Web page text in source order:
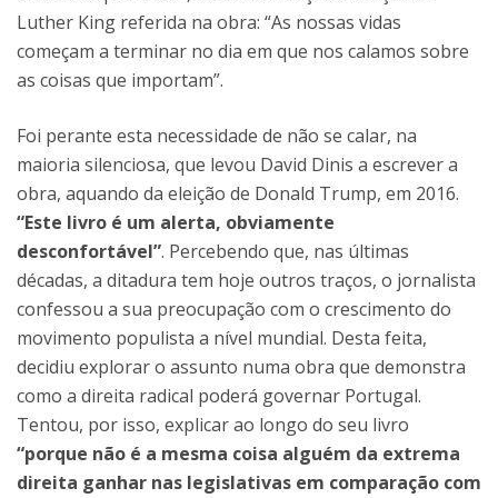
Luther King referida na obra: “As nossas vidas
começam a terminar no dia em que nos calamos sobre
as coisas que importam”.
Foi perante esta necessidade de não se calar, na
maioria silenciosa, que levou David Dinis a escrever a
obra, aquando da eleição de Donald Trump, em 2016.
“Este livro é um alerta, obviamente
desconfortável”. Percebendo que, nas últimas
décadas, a ditadura tem hoje outros traços, o jornalista
confessou a sua preocupação com o crescimento do
movimento populista a nível mundial. Desta feita,
decidiu explorar o assunto numa obra que demonstra
como a direita radical poderá governar Portugal.
Tentou, por isso, explicar ao longo do seu livro
“porque não é a mesma coisa alguém da extrema
direita ganhar nas legislativas em comparação com